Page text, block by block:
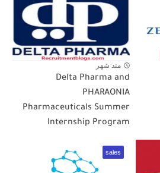
منذ شهر
Delta Pharma and
PHARAONIA
Pharmaceuticals Summer
Internship Program
sales